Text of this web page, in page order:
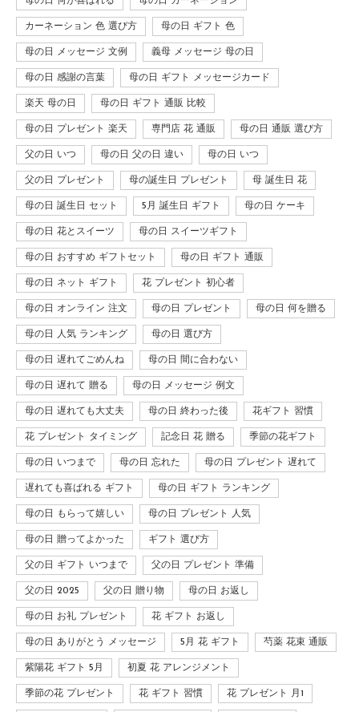
カーネーション 色 選び方 母の日 ギフト 色
母の日 メッセージ 文例 義母 メッセージ 母の日
母の日 感謝の言葉 母の日 ギフト メッセージカード
楽天 母の日 母の日 ギフト 通販 比較
母の日 プレゼント 楽天 専門店 花 通販 母の日 通販 選び方
父の日 いつ 母の日 父の日 違い 母の日 いつ
父の日 プレゼント 母の誕生日 プレゼント 母 誕生日 花
母の日 誕生日 セット 5月 誕生日 ギフト 母の日 ケーキ
母の日 花とスイーツ 母の日 スイーツギフト
母の日 おすすめ ギフトセット 母の日 ギフト 通販
母の日 ネット ギフト 花 プレゼント 初心者
母の日 オンライン 注文 母の日 プレゼント 母の日 何を贈る
母の日 人気 ランキング 母の日 選び方
母の日 遅れてごめんね 母の日 間に合わない
母の日 遅れて 贈る 母の日 メッセージ 例文
母の日 遅れても大丈夫 母の日 終わった後 花ギフト 習慣
花 プレゼント タイミング 記念日 花 贈る 季節の花ギフト
母の日 いつまで 母の日 忘れた 母の日 プレゼント 遅れて
遅れても喜ばれる ギフト 母の日 ギフト ランキング
母の日 もらって嬉しい 母の日 プレゼント 人気
母の日 贈ってよかった ギフト 選び方
父の日 ギフト いつまで 父の日 プレゼント 準備
父の日 2025 父の日 贈り物 母の日 お返し
母の日 お礼 プレゼント 花 ギフト お返し
母の日 ありがとう メッセージ 5月 花 ギフト 芍薬 花束 通販
紫陽花 ギフト 5月 初夏 花 アレンジメント
季節の花 プレゼント 花 ギフト 習慣 花 プレゼント 月1